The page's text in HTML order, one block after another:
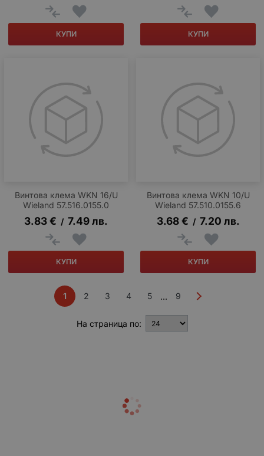
КУПИ КУПИ
Винтова клема WKN 16/U
Wieland 57.516.0155.0
3.83€ / 7.49лв.
КУПИ
Винтова клема WKN 10/U
Wieland 57.510.0155.6
3.68 € / 7.20 лв.
КУПИ
1 2 3 4 5 ... 9
На страница по: